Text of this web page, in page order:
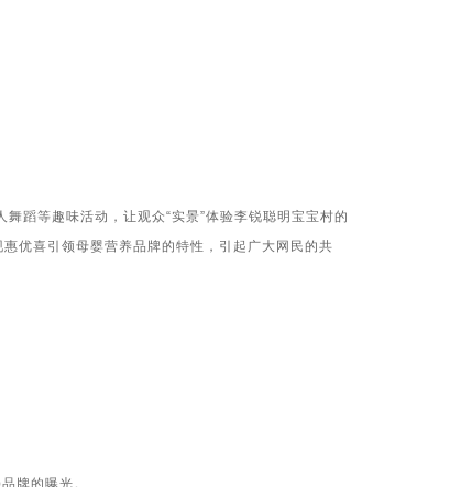
舞蹈等趣味活动，让观众“实景”体验李锐聪明宝宝村的
优喜引领母婴营养品牌的特性，引起广大网民的共
牌的曝光。